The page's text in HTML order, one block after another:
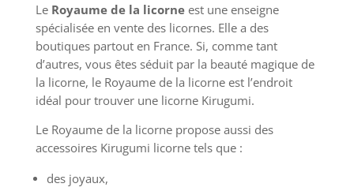
Le Royaume de la licorneest une enseigne
spécialisée en vente des licornes. Elle a des
boutiques partout en France. Si, comme tant
d’autres, vous êtes séduit par la beauté magique de
la licorne, le Royaume de la licorne est l’endroit
idéal pour trouver une licorne Kirugumi.
Le Royaume de la licorne propose aussi des
accessoires Kirugumi licorne tels que :
des joyaux,